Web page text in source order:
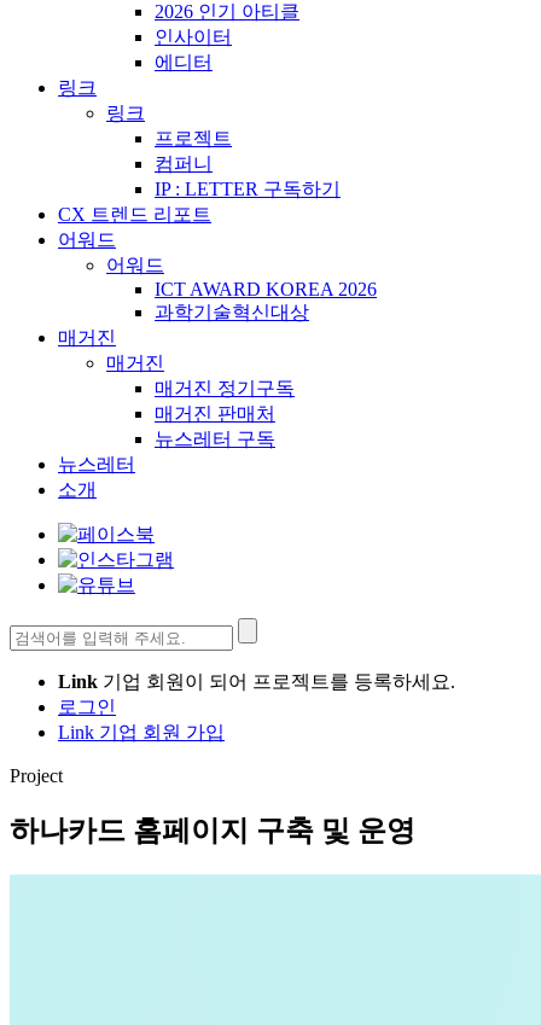
2026 인기 아티클
인사이터
에디터
링크
링크
프로젝트
컴퍼니
IP : LETTER 구독하기
CX 트렌드 리포트
어워드
어워드
ICT AWARD KOREA 2026
과학기술혁신대상
매거진
매거진
매거진 정기구독
매거진 판매처
뉴스레터 구독
뉴스레터
소개
검
색:
Link 기업 회원이 되어 프로젝트를 등록하세요.
로그인
Link 기업 회원 가입
Project
하나카드 홈페이지 구축 및 운영